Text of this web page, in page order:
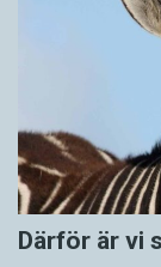
Därför är vi